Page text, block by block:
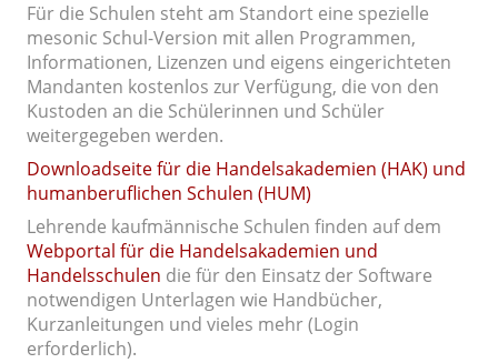
Für die Schulen steht am Standort eine spezielle
mesonic Schul-Version mit allen Programmen,
Informationen, Lizenzen und eigens eingerichteten
Mandanten kostenlos zur Verfügung, die von den
Kustoden an die Schülerinnen und Schüler
weitergegeben werden.
Downloadseite für die Handelsakademien (HAK) und
humanberuflichen Schulen (HUM)
Lehrende kaufmännische Schulen finden auf dem
Webportal für die Handelsakademien und
Handelsschulen die für den Einsatz der Software
notwendigen Unterlagen wie Handbücher,
Kurzanleitungen und vieles mehr (Login
erforderlich).